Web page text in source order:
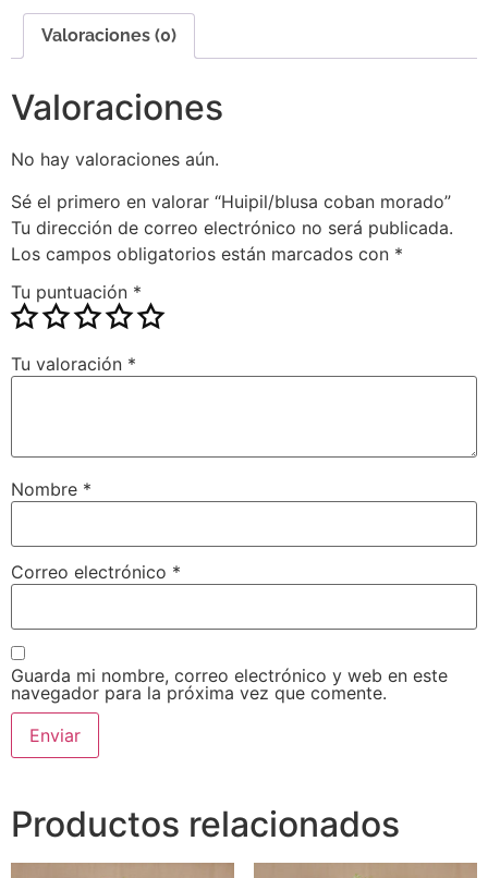
Valoraciones (0)
Valoraciones
No hay valoraciones aún.
Sé el primero en valorar “Huipil/blusa coban morado”
Tu dirección de correo electrónico no será publicada.
Los campos obligatorios están marcados con *
Tu puntuación *
Tu valoración *
Nombre *
Correo electrónico *
Guarda mi nombre, correo electrónico y web en este
navegador para la próxima vez que comente.
Productos relacionados